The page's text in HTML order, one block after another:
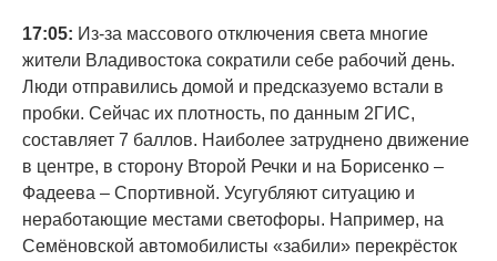
17:05: Из-за массового отключения света многие
жители Владивостока сократили себе рабочий день.
Люди отправились домой и предсказуемо встали в
пробки. Сейчас их плотность, по данным 2ГИС,
составляет 7 баллов. Наиболее затруднено движение
в центре, в сторону Второй Речки и на Борисенко –
Фадеева – Спортивной. Усугубляют ситуацию и
неработающие местами светофоры. Например, на
Семёновской автомобилисты «забили» перекрёсток